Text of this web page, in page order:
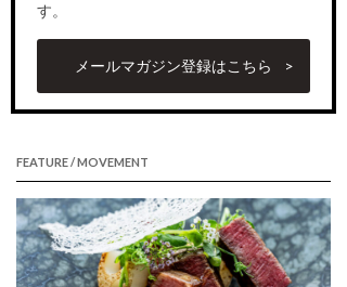
す。
メールマガジン登録はこちら
FEATURE / MOVEMENT